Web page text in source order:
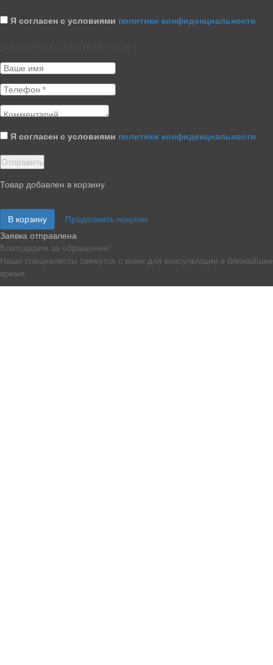
Я согласен с условиями политики конфиденциальности
Я согласен с условиями политики конфиденциальности
Товар добавлен в корзину
В корзину
Продолжить покупки
Заявка отправлена
Благодарим за обращение!
Наши специалисты свяжутся с вами для консультации в ближайшее
время.